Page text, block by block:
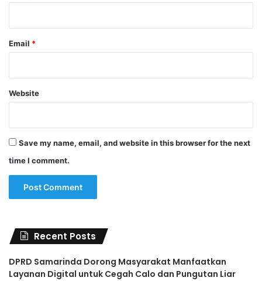
Email *
Website
Save my name, email, and website in this browser for the next
time I comment.
Recent Posts
DPRD Samarinda Dorong Masyarakat Manfaatkan
Layanan Digital untuk Cegah Calo dan Pungutan Liar